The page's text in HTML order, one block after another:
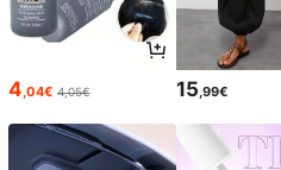
4 ,04€ 4,05€ 15 ,99€